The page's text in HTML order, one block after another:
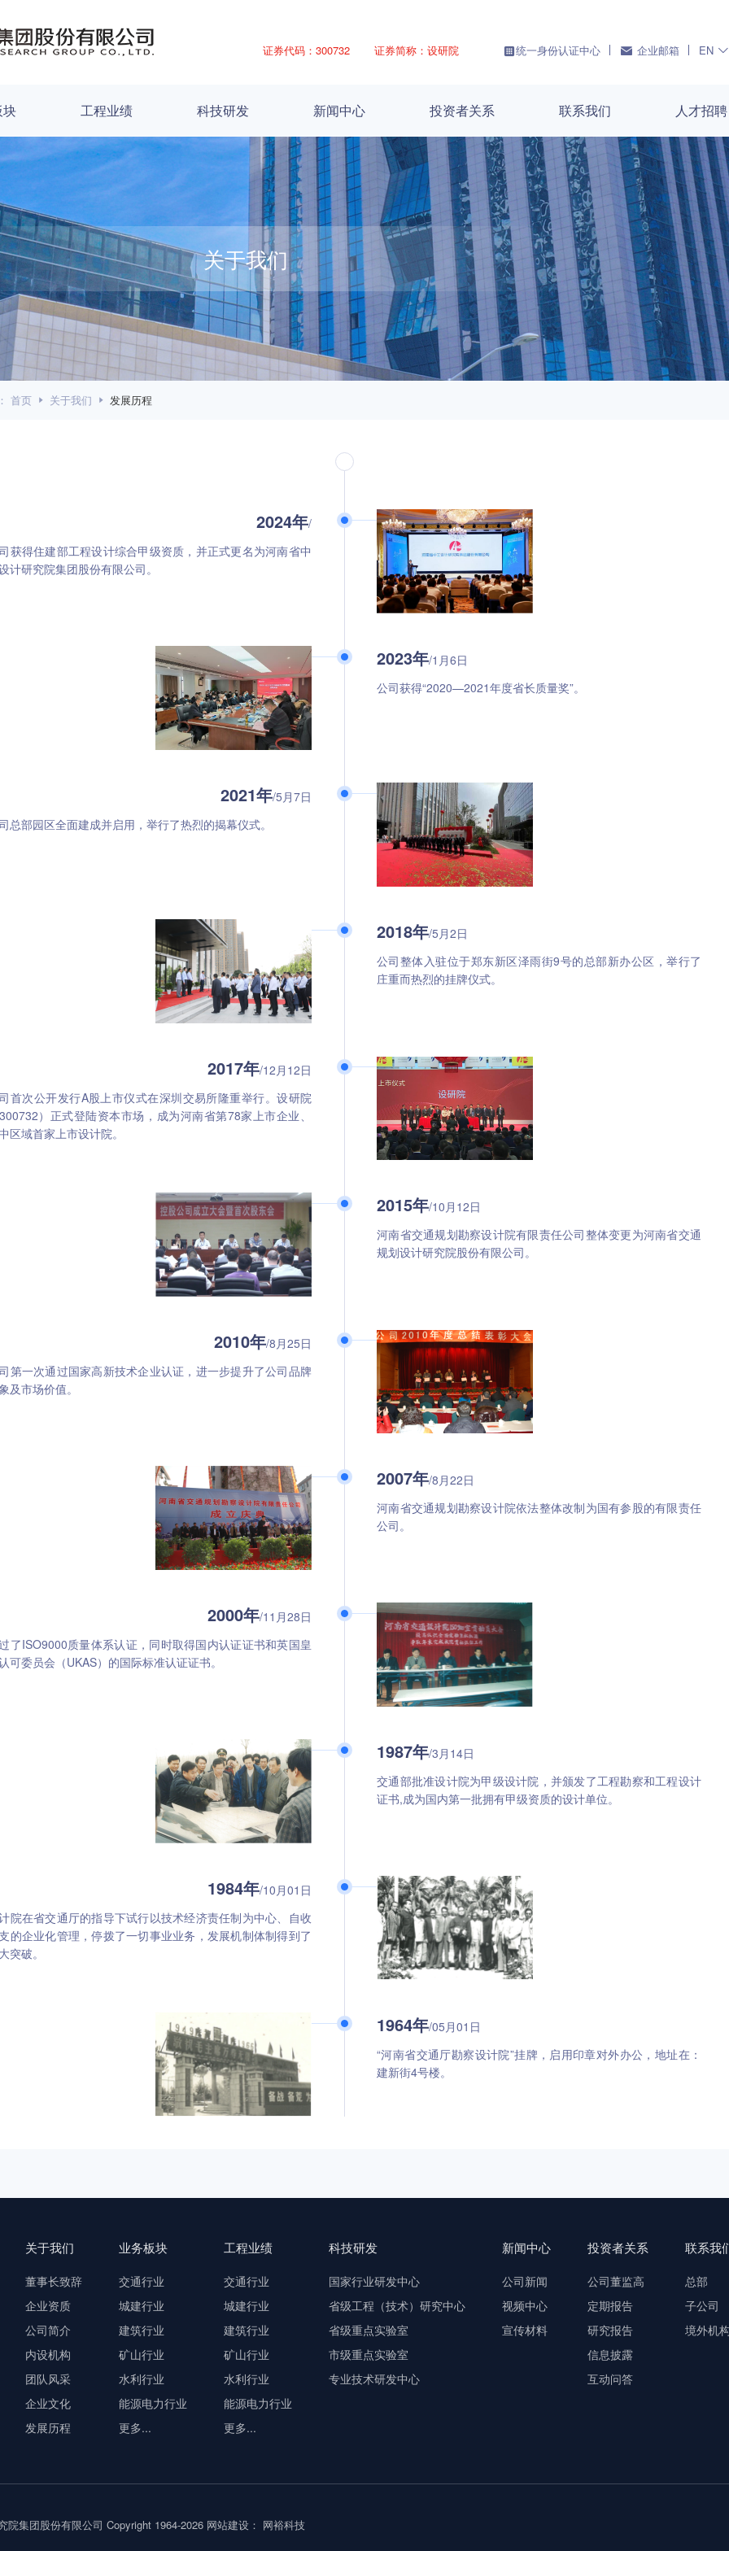
统一身份认证中心 企业邮箱 EN
证券简称：设研院
证券代码：300732
工程业绩 科技研发 新闻中心 投资者关系 联系我们 人才招聘
关于我们
首页 关于我们 发展历程
2024年/
获得住建部工程设计综合甲级资质，并正式更名为河南省中
计研究院集团股份有限公司。
2023年/1月6日
公司获得“2020—2021年度省长质量奖”。
2021年/5月7日
总部园区全面建成并启用，举行了热烈的揭幕仪式。
2018年/5月2日
公司整体入驻位于郑东新区泽雨街9号的总部新办公区，举行了
庄重而热烈的挂牌仪式。
2017年/12月12日
首次公开发行A股上市仪式在深圳交易所隆重举行。设研院
）正式登陆资本市场，成为河南省第78家上市企业、
区域首家上市设计院。
2015年/10月12日
河南省交通规划勘察设计院有限责任公司整体变更为河南省交通
规划设计研究院股份有限公司。
2010年/8月25日
第一次通过国家高新技术企业认证，进一步提升了公司品牌
及市场价值。
2007年/8月22日
河南省交通规划勘察设计院依法整体改制为国有参股的有限责任
公司。
2000年/11月28日
了ISO9000质量体系认证，同时取得国内认证证书和英国皇
可委员会（UKAS）的国际标准认证证书。
1987年/3月14日
交通部批准设计院为甲级设计院，并颁发了工程勘察和工程设计
证书,成为国内第一批拥有甲级资质的设计单位。
1984年/10月01日
院在省交通厅的指导下试行以技术经济责任制为中心、自收
的企业化管理，停拨了一切事业业务，发展机制体制得到了
突破。
1964年/05月01日
“河南省交通厅勘察设计院”挂牌，启用印章对外办公，地址在：
建新街4号楼。
关于我们
董事长致辞
企业资质
公司简介
内设机构
团队风采
企业文化
发展历程
业务板块
交通行业
城建行业
建筑行业
矿山行业
水利行业
能源电力行业
更多...
工程业绩
交通行业
城建行业
建筑行业
矿山行业
水利行业
能源电力行业
更多...
科技研发
国家行业研发中心
省级工程（技术）研究中心
省级重点实验室
市级重点实验室
专业技术研发中心
新闻中心
公司新闻
视频中心
宣传材料
投资者关系
公司董监高
定期报告
研究报告
信息披露
互动问答
联系我
总部
子公司
境外机
集团股份有限公司 Copyright 1964-2026 网站建设： 网裕科技